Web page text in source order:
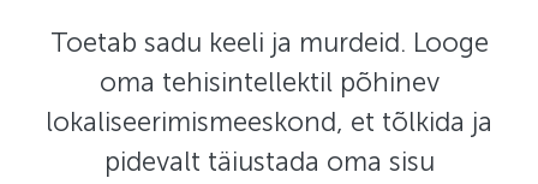
Toetab sadu keeli ja murdeid. Looge
oma tehisintellektil põhinev
lokaliseerimismeeskond, et tõlkida ja
pidevalt täiustada oma sisu